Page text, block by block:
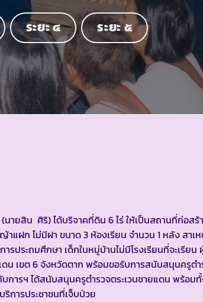
ระยะ ๔ ระยะ ๕
ายสิน ศิริ) ได้บริจาคที่ดิน 6 ไร่ ให้เป็นสถานที่ก่อสร้
แฝก ไม่มีฝา ขนาด 3 ห้องเรียน จำนวน 1 หลัง สาเ
รประถมศึกษา เด็กในหมู่บ้านไม่มีโรงเรียนที่จะเรีย
น เขต 6 จังหวัดตาก พร้อมขอรับการสนับสนุนครูตำ
การฯ ได้สนับสนุนครูตำรวจตระเวนชายแดน พร้อ
การประชาชนที่เจ็บป่วย